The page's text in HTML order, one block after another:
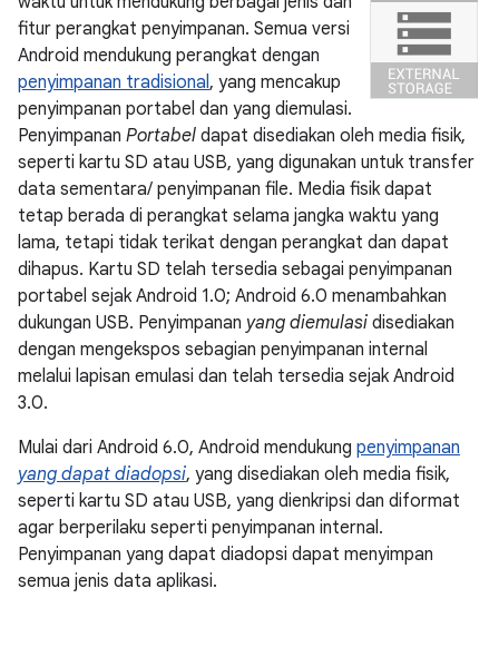
fitur perangkat penyimpanan. Semua versi
Android mendukung perangkat dengan
penyimpanan tradisional, yang mencakup
penyimpanan portabel dan yang diemulasi.
Penyimpanan Portabel dapat disediakan oleh media fisik,
seperti kartu SD atau USB, yang digunakan untuk transfer
data sementara/ penyimpanan file. Media fisik dapat
tetap berada di perangkat selama jangka waktu yang
lama, tetapi tidak terikat dengan perangkat dan dapat
dihapus. Kartu SD telah tersedia sebagai penyimpanan
portabel sejak Android 1.0; Android 6.0 menambahkan
dukungan USB. Penyimpanan yang diemulasi disediakan
dengan mengekspos sebagian penyimpanan internal
melalui lapisan emulasi dan telah tersedia sejak Android
3.0.
Mulai dari Android 6.0, Android mendukung penyimpanan
yang dapat diadopsi, yang disediakan oleh media fisik,
seperti kartu SD atau USB, yang dienkripsi dan diformat
agar berperilaku seperti penyimpanan internal.
Penyimpanan yang dapat diadopsi dapat menyimpan
semua jenis data aplikasi.